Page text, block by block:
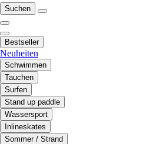
Suchen
Bestseller
Neuheiten
Schwimmen
Tauchen
Surfen
Stand up paddle
Wassersport
Inlineskates
Sommer / Strand